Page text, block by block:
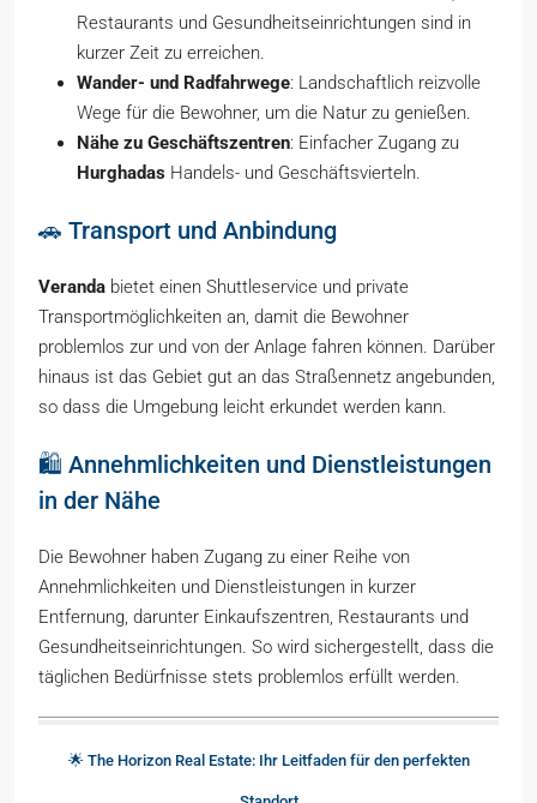
Restaurants und Gesundheitseinrichtungen sind in
kurzer Zeit zu erreichen.
Wander- und Radfahrwege: Landschaftlich reizvolle
Wege für die Bewohner, um die Natur zu genießen.
Nähe zu Geschäftszentren: Einfacher Zugang zu
Hurghadas Handels- und Geschäftsvierteln.
🚗 Transport und Anbindung
Veranda bietet einen Shuttleservice und private
Transportmöglichkeiten an, damit die Bewohner
problemlos zur und von der Anlage fahren können. Darüber
hinaus ist das Gebiet gut an das Straßennetz angebunden,
so dass die Umgebung leicht erkundet werden kann.
🛍️ Annehmlichkeiten und Dienstleistungen
in der Nähe
Die Bewohner haben Zugang zu einer Reihe von
Annehmlichkeiten und Dienstleistungen in kurzer
Entfernung, darunter Einkaufszentren, Restaurants und
Gesundheitseinrichtungen. So wird sichergestellt, dass die
täglichen Bedürfnisse stets problemlos erfüllt werden.
🌟 The Horizon Real Estate: Ihr Leitfaden für den perfekten